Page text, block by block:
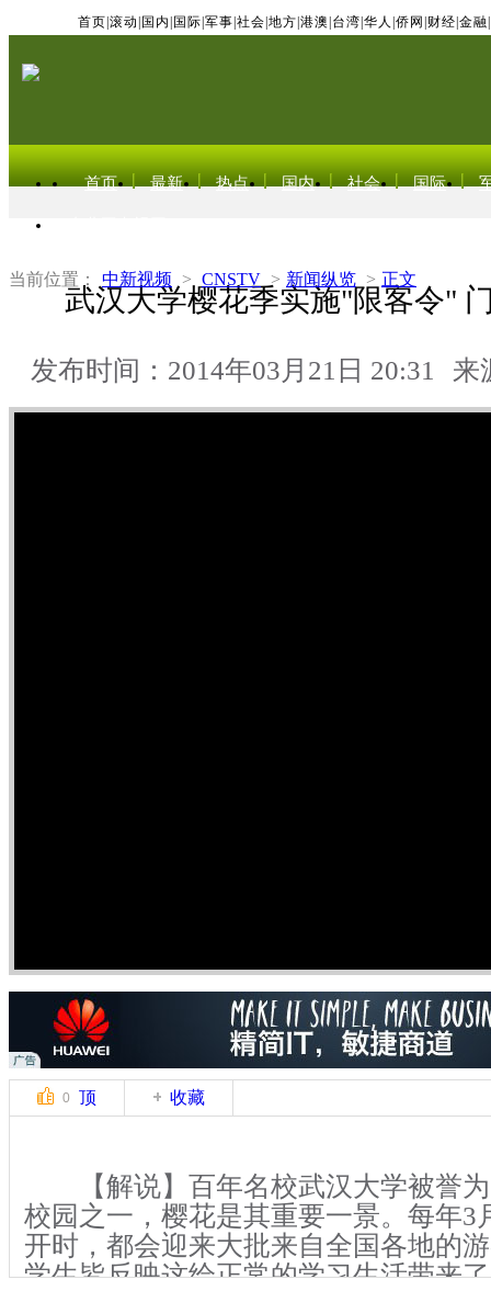
首页 滚动 国内 国际 军事 社会 地方 港澳 台湾 华人 侨网 财经 金融
首页 最新 热点 国内 社会 国际
当前位置： 中新视频 > CNSTV > 新闻纵览 > 正文
武汉大学樱花季实施"限客令"
发布时间：2014年03月21日 20:31 来
0 顶 收藏
【解说】百年名校武汉大学被誉为
校园之一，樱花是其重要一景。每年3
开时，都会迎来大批来自全国各地的
学生皆反映这给正常的学习生活带来